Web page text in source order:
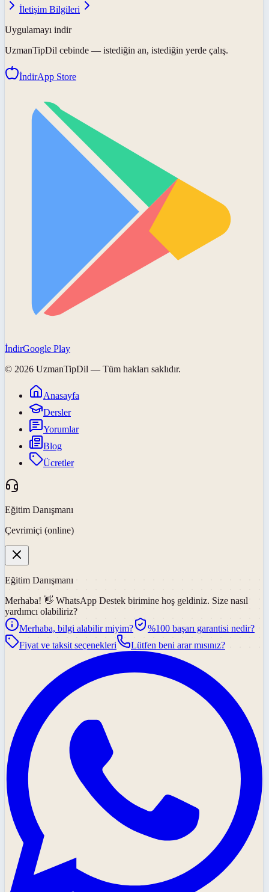
İletişim Bilgileri
Uygulamayı indir
UzmanTipDil cebinde — istediğin an, istediğin yerde çalış.
İndirApp Store
İndirGoogle Play
© 2026 UzmanTipDil — Tüm hakları saklıdır.
Anasayfa
Dersler
Yorumlar
Blog
Ücretler
Eğitim Danışmanı
Çevrimiçi (online)
Eğitim Danışmanı
Merhaba! 👋 WhatsApp Destek birimine hoş geldiniz. Size nasıl
yardımcı olabiliriz?
Merhaba, bilgi alabilir miyim?
%100 başarı garantisi nedir?
Fiyat ve taksit seçenekleri
Lütfen beni arar mısınız?